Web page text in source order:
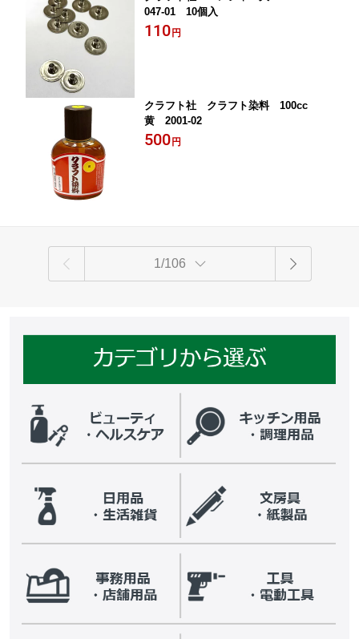
047-01 10個入
110 円
クラフト社 クラフト染料 100cc
黄 2001-02
500 円
1/106